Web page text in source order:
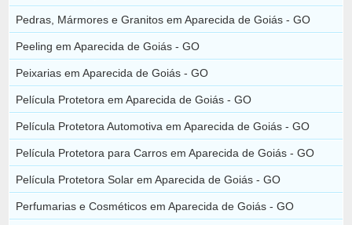
Pedras, Mármores e Granitos em Aparecida de Goiás - GO
Peeling em Aparecida de Goiás - GO
Peixarias em Aparecida de Goiás - GO
Película Protetora em Aparecida de Goiás - GO
Película Protetora Automotiva em Aparecida de Goiás - GO
Película Protetora para Carros em Aparecida de Goiás - GO
Película Protetora Solar em Aparecida de Goiás - GO
Perfumarias e Cosméticos em Aparecida de Goiás - GO